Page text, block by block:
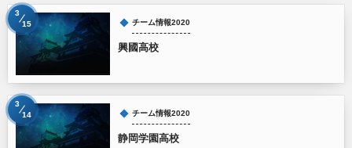
チーム情報2020
興國高校
3
15
チーム情報2020
静岡学園高校
3
14